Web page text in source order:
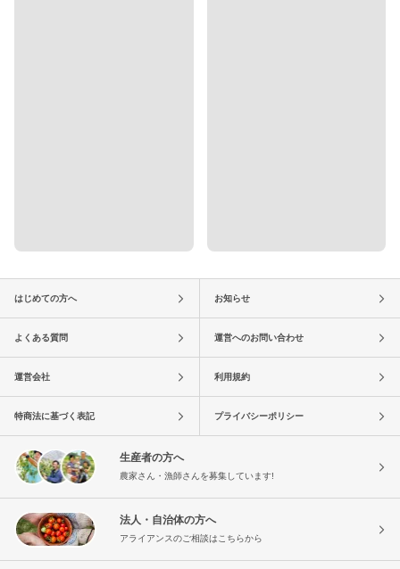
はじめての方へ お知らせ
よくある質問 運営へのお問い合わせ
運営会社 利用規約
特商法に基づく表記 プライバシーポリシー
生産者の方へ
農家さん・漁師さんを募集しています!
法人・自治体の方へ
アライアンスのご相談はこちらから